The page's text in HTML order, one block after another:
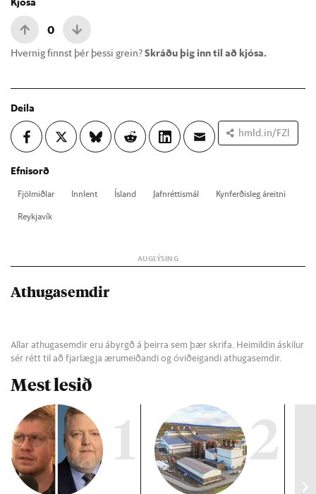
0
Hvernig finnst þér þessi grein?Skráðu þig inn til að kjósa.
Deila
hmld.in/FZl
Efnisorð
Fjöl­miðl­ar Inn­lent Ís­land Jafn­rétt­is­mál
Kyn­ferð­is­leg áreitni
Reykja­vík
Athugasemdir
Allar athugasemdir eru ábyrgð á þeirra sem þær skrifa. Heimildin áskilur
sér rétt til að fjarlægja ærumeiðandi og óviðeigandi athugasemdir.
Mest lesið
1 2